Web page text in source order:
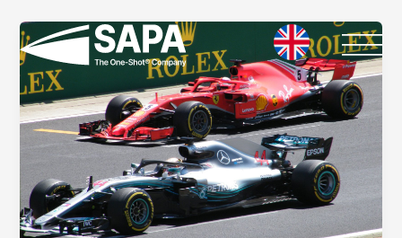
contenuto
articoli